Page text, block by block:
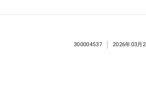
300004537 2026年03月